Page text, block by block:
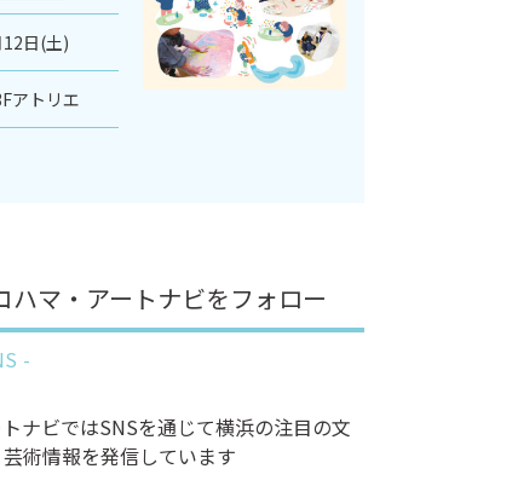
日(土)
アトリエ
ハマ・アートナビをフォロー
ナビではSNSを通じて横浜の注目の文
術情報を発信しています